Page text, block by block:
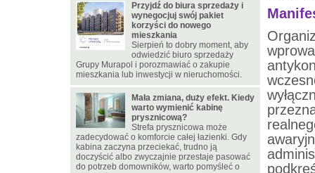
Przyjdź do biura sprzedaży i
wynegocjuj swój pakiet
korzyści do nowego
mieszkania
Sierpień to dobry moment, aby
odwiedzić biuro sprzedaży
Grupy Murapol i porozmawiać o zakupie
mieszkania lub inwestycji w nieruchomości.
Mała zmiana, duży efekt. Kiedy
warto wymienić kabinę
prysznicową?
Strefa prysznicowa może
zadecydować o komforcie całej łazienki. Gdy
kabina zaczyna przeciekać, trudno ją
doczyścić albo zwyczajnie przestaje pasować
do potrzeb domowników, warto pomyśleć o